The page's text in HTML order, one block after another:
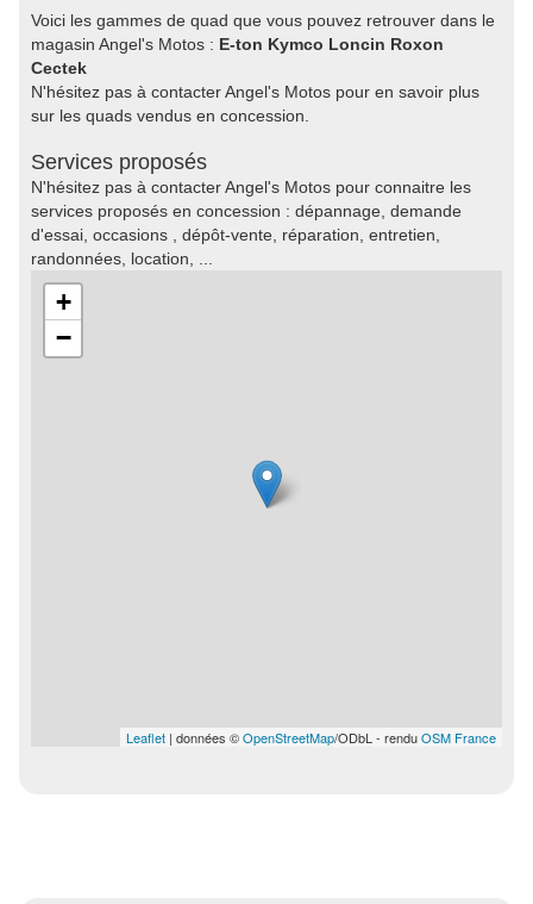
Voici les gammes de quad que vous pouvez retrouver dans le
magasin Angel's Motos : E-ton Kymco Loncin Roxon
Cectek
N'hésitez pas à contacter Angel's Motos pour en savoir plus
sur les quads vendus en concession.
Services proposés
N'hésitez pas à contacter Angel's Motos pour connaitre les
services proposés en concession : dépannage, demande
d'essai, occasions , dépôt-vente, réparation, entretien,
randonnées, location, ...
+
−
Leaflet | données ©OpenStreetMap/ODbL - renduOSM France